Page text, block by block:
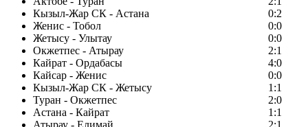
Кызыл-Жар СК - Астана
0:2
Женис - Тобол
0:0
Жетысу - Улытау
0:0
Окжетпес - Атырау
2:1
Кайрат - Ордабасы
4:0
Кайсар - Женис
0:0
Кызыл-Жар СК - Жетысу
1:1
Туран - Окжетпес
2:0
Астана - Кайрат
1:1